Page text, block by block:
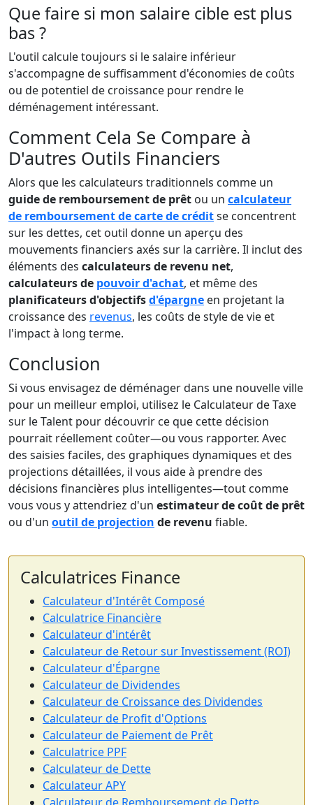
Que faire si mon salaire cible est plus
bas ?
L'outil calcule toujours si le salaire inférieur
s'accompagne de suffisamment d'économies de coûts
ou de potentiel de croissance pour rendre le
déménagement intéressant.
Comment Cela Se Compare à
D'autres Outils Financiers
Alors que les calculateurs traditionnels comme un
guide de remboursement de prêt ou un calculateur
de remboursement de carte de créditse concentrent
sur les dettes, cet outil donne un aperçu des
mouvements financiers axés sur la carrière. Il inclut des
éléments des calculateurs de revenu net,
calculateurs de pouvoir d'achat, et même des
planificateurs d'objectifsd'épargne en projetant la
croissance des revenus, les coûts de style de vie et
l'impact à long terme.
Conclusion
Si vous envisagez de déménager dans une nouvelle ville
pour un meilleur emploi, utilisez le Calculateur de Taxe
sur le Talent pour découvrir ce que cette décision
pourrait réellement coûter—ou vous rapporter. Avec
des saisies faciles, des graphiques dynamiques et des
projections détaillées, il vous aide à prendre des
décisions financières plus intelligentes—tout comme
vous vous y attendriez d'un estimateur de coût de prêt
ou d'un outil de projection de revenu fiable.
Calculatrices Finance
Calculateur d'Intérêt Composé
Calculatrice Financière
Calculateur d'intérêt
Calculateur de Retour sur Investissement (ROI)
Calculateur d'Épargne
Calculateur de Dividendes
Calculateur de Croissance des Dividendes
Calculateur de Profit d'Options
Calculateur de Paiement de Prêt
Calculatrice PPF
Calculateur de Dette
Calculateur APY